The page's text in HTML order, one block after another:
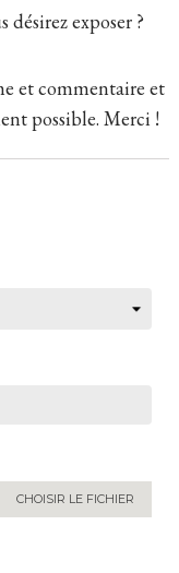
désirez exposer ?
et commentaire et
possible. Merci !
CHOISIR LE FICHIER